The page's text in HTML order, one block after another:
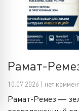
10.07.2026 | нет
Рамат-Ремез —